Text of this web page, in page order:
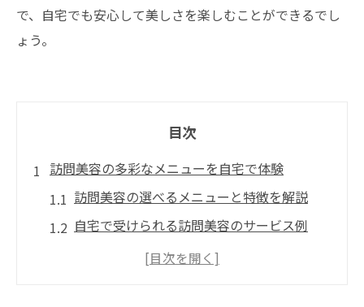
で、自宅でも安心して美しさを楽しむことができるでし
ょう。
目次
訪問美容の多彩なメニューを自宅で体験
訪問美容の選べるメニューと特徴を解説
自宅で受けられる訪問美容のサービス例
訪問美容ならではのカットやカラー体験談